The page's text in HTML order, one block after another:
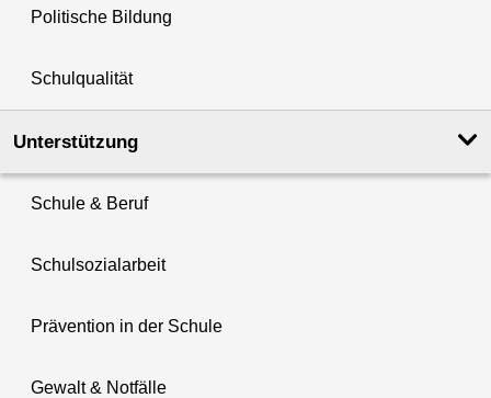
Politische Bildung
Schulqualität
Unterstützung
Schule & Beruf
Schulsozialarbeit
Prävention in der Schule
Gewalt & Notfälle